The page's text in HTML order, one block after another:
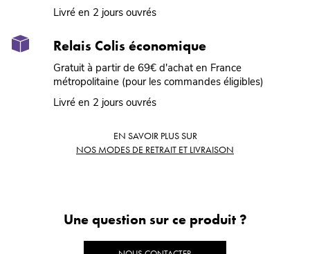
Livré en 2 jours ouvrés
Relais Colis économique
Gratuit à partir de 69€ d'achat en France
métropolitaine (pour les commandes éligibles)
Livré en 2 jours ouvrés
EN SAVOIR PLUS SUR
NOS MODES DE RETRAIT ET LIVRAISON
Une question sur ce produit ?